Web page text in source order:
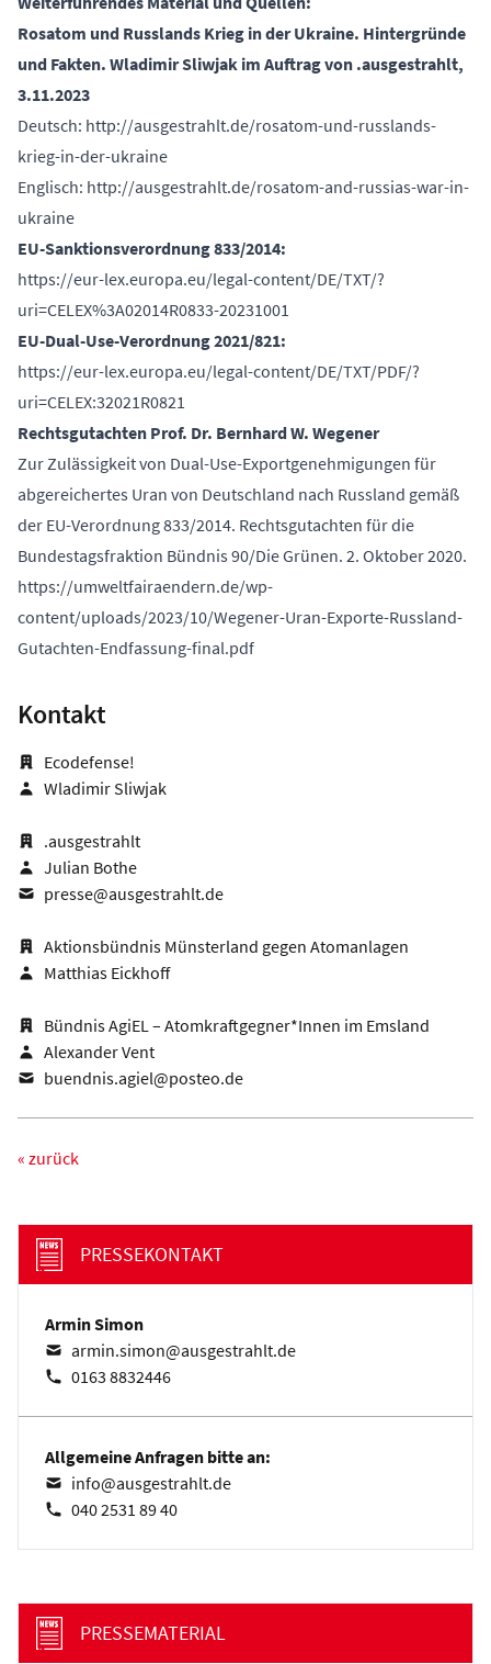
Rosatom und Russlands Krieg in der Ukraine. Hintergründe
und Fakten. Wladimir Sliwjak im Auftrag von .ausgestrahlt,
3.11.2023
Deutsch: http://ausgestrahlt.de/rosatom-und-russlands-
krieg-in-der-ukraine
Englisch: http://ausgestrahlt.de/rosatom-and-russias-war-in-
ukraine
EU-Sanktionsverordnung 833/2014:
https://eur-lex.europa.eu/legal-content/DE/TXT/?
uri=CELEX%3A02014R0833-20231001
EU-Dual-Use-Verordnung 2021/821:
https://eur-lex.europa.eu/legal-content/DE/TXT/PDF/?
uri=CELEX:32021R0821
Rechtsgutachten Prof. Dr. Bernhard W. Wegener
Zur Zulässigkeit von Dual-Use-Exportgenehmigungen für
abgereichertes Uran von Deutschland nach Russland gemäß
der EU-Verordnung 833/2014. Rechtsgutachten für die
Bundestagsfraktion Bündnis 90/Die Grünen. 2. Oktober 2020.
https://umweltfairaendern.de/wp-
content/uploads/2023/10/Wegener-Uran-Exporte-Russland-
Gutachten-Endfassung-final.pdf
Kontakt
Ecodefense!
Wladimir Sliwjak
.ausgestrahlt
Julian Bothe
presse@ausgestrahlt.de
Aktionsbündnis Münsterland gegen Atomanlagen
Matthias Eickhoff
Bündnis AgiEL – Atomkraftgegner*Innen im Emsland
Alexander Vent
buendnis.agiel@posteo.de
« zurück
PRESSEKONTAKT
Armin Simon
armin.simon@ausgestrahlt.de
0163 8832446
Allgemeine Anfragen bitte an:
info@ausgestrahlt.de
040 2531 89 40
PRESSEMATERIAL